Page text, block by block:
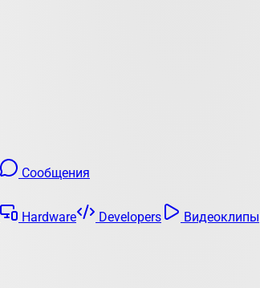
Сообщения
Hardware Developers
Видеоклипы